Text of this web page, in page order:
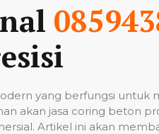
yang berfungsi
akan jasa coring beton
Artikel ini akan